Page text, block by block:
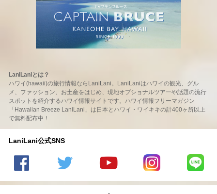
LaniLaniとは？
ハワイ(hawaii)の旅行情報ならLaniLani。LaniLaniはハワイの観光、グル
メ、ファッション、お土産をはじめ、現地オプショナルツアーや話題の流行
スポットを紹介するハワイ情報サイトです。ハワイ情報フリーマガジン
「Hawaiian Breeze LaniLani」は日本とハワイ・ワイキキの計400ヶ所以上
で無料配布中！
LaniLani公式SNS
の
のtwitter
の
LaniLani
LaniLani